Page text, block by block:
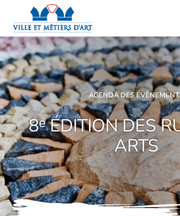
AGENDA DES
8ᵉ ÉDITION DES
ARTS